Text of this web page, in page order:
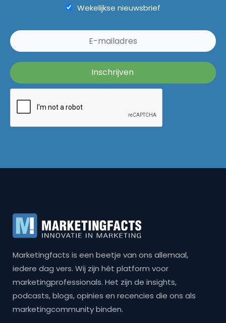
Wekelijkse nieuwsbrief
Marketingfacts is een beetje van ons allemaal,
iedere dag vers. Wij zijn hét platform voor
marketingprofessionals. Het zijn de insights,
podcasts, blogs, opinies en recencies die ons als
marketingcommunity binden.